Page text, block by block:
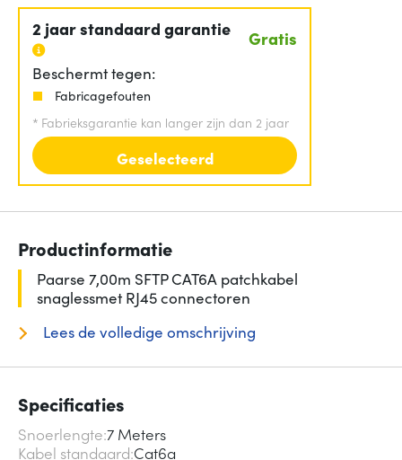
2 jaar standaard garantie Gratis
Beschermt tegen:
Fabricagefouten
* Fabrieksgarantie kan langer zijn dan 2 jaar
Geselecteerd
Productinformatie
Paarse 7,00m SFTP CAT6A patchkabel
snaglessmet RJ45 connectoren
Lees de volledige omschrijving
Specificaties
Snoerlengte 7 Meters
Kabel standaard Cat6a